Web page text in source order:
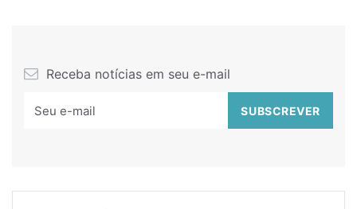
Receba notícias em seu e-mail